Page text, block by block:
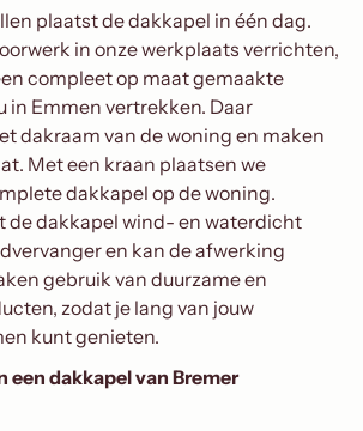
plaatst de dakkapel in één dag.
in onze werkplaats verrichten,
compleet op maat gemaakte
in Emmen vertrekken. Daar
dakraam van de woning en maken
Met een kraan plaatsen we
dakkapel op de woning.
de dakkapel wind- en waterdicht
en kan de afwerking
gebruik van duurzame en
zodat je lang van jouw
kunt genieten.
een dakkapel van Bremer